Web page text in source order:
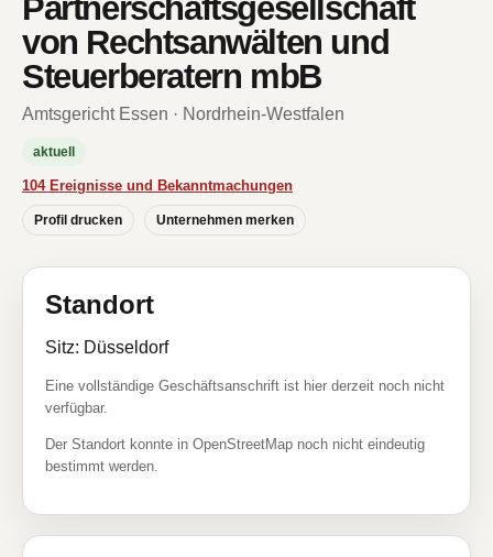
Partnerschaftsgesellschaft
von Rechtsanwälten und
Steuerberatern mbB
Amtsgericht Essen · Nordrhein-Westfalen
aktuell
104 Ereignisse und Bekanntmachungen
Profil drucken Unternehmen merken
Standort
Sitz: Düsseldorf
Eine vollständige Geschäftsanschrift ist hier derzeit noch nicht
verfügbar.
Der Standort konnte in OpenStreetMap noch nicht eindeutig
bestimmt werden.